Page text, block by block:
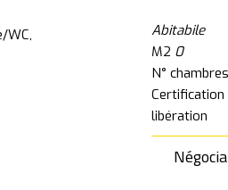
WC,
Abitabile
M2 0
N° chambres
Certification
libération